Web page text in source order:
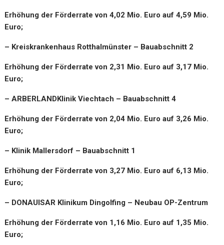
Erhöhung der Förderrate von 4,02 Mio. Euro auf 4,59 Mio.
Euro;
– Kreiskrankenhaus Rotthalmünster – Bauabschnitt 2
Erhöhung der Förderrate von 2,31 Mio. Euro auf 3,17 Mio.
Euro;
– ARBERLANDKlinik Viechtach – Bauabschnitt 4
Erhöhung der Förderrate von 2,04 Mio. Euro auf 3,26 Mio.
Euro;
– Klinik Mallersdorf – Bauabschnitt 1
Erhöhung der Förderrate von 3,27 Mio. Euro auf 6,13 Mio.
Euro;
– DONAUISAR Klinikum Dingolfing – Neubau OP-Zentrum
Erhöhung der Förderrate von 1,16 Mio. Euro auf 1,35 Mio.
Euro;